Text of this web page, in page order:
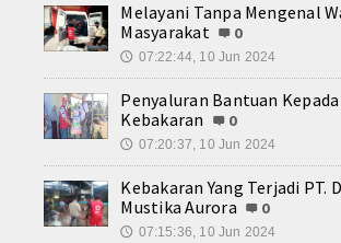
Donasi Kemanusiaan
Semua Agenda
Konsultasi
Melayani Tanpa Mengenal
Masyarakat
0
🕔 07:22:44, 10 Jun 2024
Penyaluran Bantuan
Kebakaran
0
🕔 07:20:37, 10 Jun 2024
Kebakaran Yang Terjadi PT.
Mustika Aurora
0
🕔 07:15:36, 10 Jun 2024